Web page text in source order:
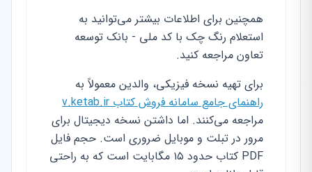
همچنین برای اطلاعات بیشتر می‌توانید به
استعلام رنگ چک با کد ملی - بانک توسعه
تعاون مراجعه کنید.
برای تهیه نسخه فیزیکی، والدین معمولاً به
راهنمای جامع سامانه فروش کتاب v.ketab.ir
مراجعه می‌کنند. اما داشتن نسخه دیجیتال برای
مرور در تبلت و موبایل ضروری است. حجم فایل
PDF کتاب حدود ۱۵ مگابایت است که به راحتی